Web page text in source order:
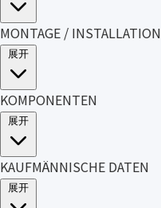
MONTAGE / INSTALLATION
KOMPONENTEN
KAUFMÄNNISCHE DATEN